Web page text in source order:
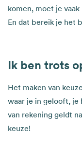
komen, moet je
En dat bereik je het
Ik ben trots
Het maken van
waar je in gelooft, je
van rekening geldt
keuze!